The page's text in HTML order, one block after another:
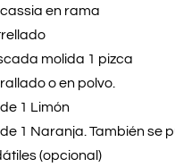
en rama
molida 1 pizca
o en polvo.
1 Limón
1 Naranja. También se
(opcional)